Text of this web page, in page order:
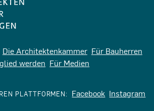
Die Architektenkammer Für Bauherren
werden Für Medien
PLATTFORMEN: Facebook Instagram